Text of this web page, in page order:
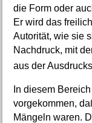
die Form oder
Er wird das
Autorität, wie sie
Nachdruck, mit
aus der
In diesem
vorgekommen,
Mängeln waren.